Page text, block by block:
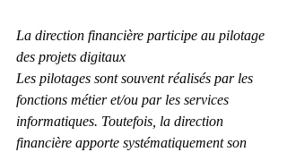
La direction financière participe au pilotage
des projets digitaux
Les pilotages sont souvent réalisés par les
fonctions métier et/ou par les services
informatiques. Toutefois, la direction
financière apporte systématiquement son